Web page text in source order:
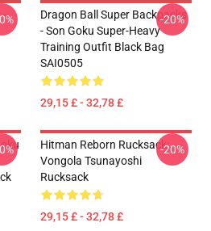
-
Dragon Ball Super Backpacks
- Son Goku Super-Heavy
Training Outfit Black Bag
SAI0505
29,15 £ - 32,78 £
-20%
Hitman Reborn Rucksack:
Vongola Tsunayoshi
Rucksack
29,15 £ - 32,78 £
-20%